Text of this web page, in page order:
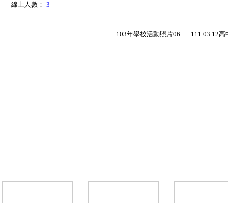
線上人數： 3
103年學校活動照片06 111.03.12